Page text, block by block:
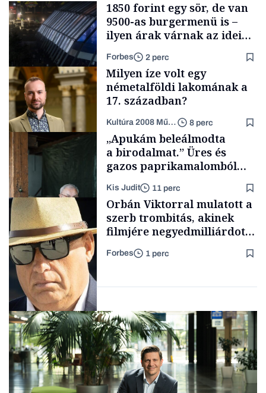
Pénz
1850 forint egy sör, de van
9500-as burgermenü is –
ilyen árak várnak az idei
Szigeten
Forbes 2 perc
Támogatói tartalom
Milyen íze volt egy
németalföldi lakomának a
17. században?
Kultúra 2008 Művészeti Nonprofit Kft. 8 perc
Családi
vállalkozások
„Apukám beleálmodta
a birodalmat.” Üres és
gazos paprikamalomból
lett az igazi családi
fűszersztori
Kis Judit 11 perc
Pénz
Orbán Viktorral mulatott a
szerb trombitás, akinek
filmjére negyedmilliárdot
adott az NFI
Forbes 1 perc